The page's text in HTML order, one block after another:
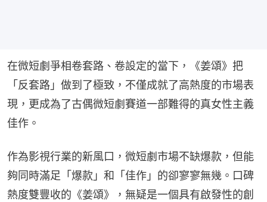
在微短劇爭相卷套路、卷設定的當下，《姜頌》把
「反套路」做到了極致，不僅成就了高熱度的市場表
現，更成為了古偶微短劇賽道一部難得的真女性主義
佳作。
作為影視行業的新風口，微短劇市場不缺爆款，但能
夠同時滿足「爆款」和「佳作」的卻寥寥無幾。口碑
熱度雙豐收的《姜頌》，無疑是一個具有啟發性的創